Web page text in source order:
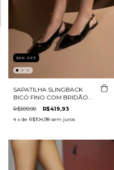
30% OFF
SAPATILHA SLINGBACK
BICO FINO COM BRIDÃO
EM VERNIZ PRETO
R$599,90 R$419,93
4 x de R$104,98 sem juros